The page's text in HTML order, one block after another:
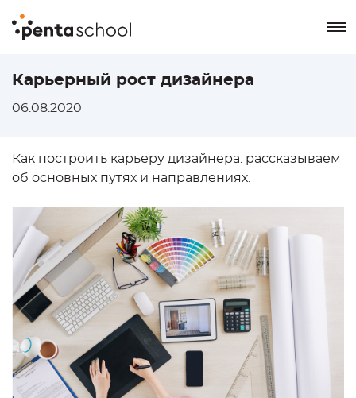
8 800 550-76-72
Карьерный рост дизайнера
06.08.2020
Как построить карьеру дизайнера: рассказываем
об основных путях и направлениях.